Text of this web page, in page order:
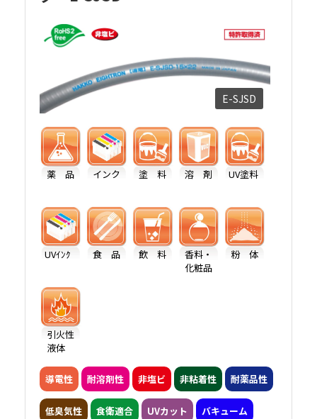
E-SJSD
薬 品 インク 塗 料 溶 剤 UV塗料
UVｲﾝｸ 食 品 飲 料
香料・
化粧品
粉 体
引火性
液体
導電性 耐溶剤性 非塩ビ 非粘着性 耐薬品性
低臭気性 食衛適合 UVカット バキューム